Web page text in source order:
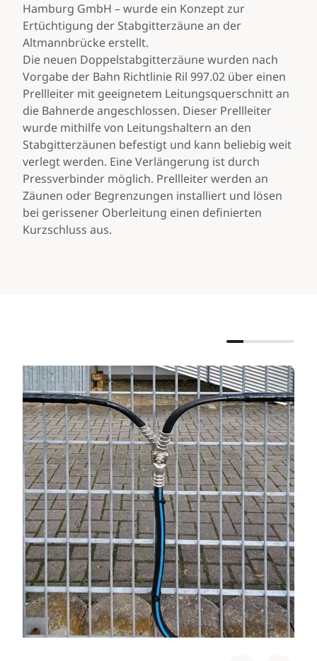
Hamburg GmbH – wurde ein Konzept zur
Ertüchtigung der Stabgitterzäune an der
Altmannbrücke erstellt.
Die neuen Doppelstabgitterzäune wurden nach
Vorgabe der Bahn Richtlinie Ril 997.02 über einen
Prellleiter mit geeignetem Leitungsquerschnitt an
die Bahnerde angeschlossen. Dieser Prellleiter
wurde mithilfe von Leitungshaltern an den
Stabgitterzäunen befestigt und kann beliebig weit
verlegt werden. Eine Verlängerung ist durch
Pressverbinder möglich. Prellleiter werden an
Zäunen oder Begrenzungen installiert und lösen
bei gerissener Oberleitung einen definierten
Kurzschluss aus.